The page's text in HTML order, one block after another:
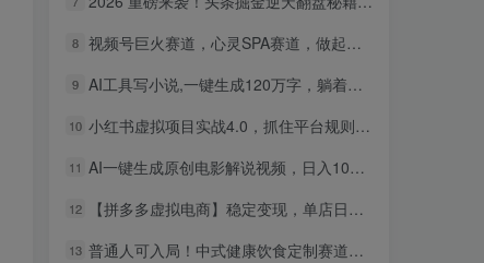
8 视频号巨火赛道，心灵SPA赛道，做起来超简单，每天收益800+！
9 AI工具写小说,一键生成120万字，躺着也能赚，月入2w+！
10 小红书虚拟项目实战4.0，抓住平台规则调整，单店日入500+！
11 AI一键生成原创电影解说视频，日入1000+！
12 【拼多多虚拟电商】稳定变现，单店日利润500+，软件挂机全自动发货，轻松实现月入1w+！
13 普通人可入局！中式健康饮食定制赛道，AI 十分钟做爆款，变现超给力